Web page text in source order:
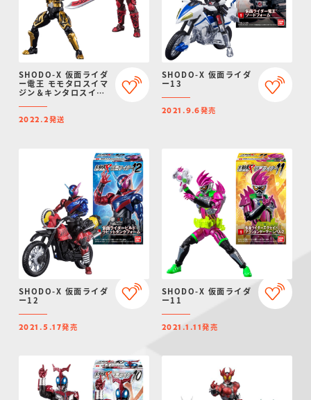
SHODO-X 仮面ライダ
ー電王 モモタロスイマ
ジン＆キンタロスイマ
ムバンダイ限定】
2022.2発送
SHODO-X 仮面ライダ
ー13
2021.9.6発売
SHODO-X 仮面ライダ
ー12
2021.5.17発売
SHODO-X 仮面ライダ
ー11
2021.1.11発売